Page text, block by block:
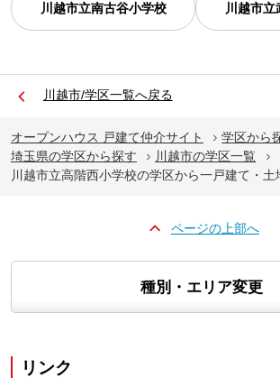
川越市立南古谷小学校 川越市立
川越市/学区一覧へ戻る
オープンハウス 戸建て仲介サイト
学区から
埼玉県の学区から探す
川越市の学区一覧
川越市立高階西小学校の学区から一戸建て・土
ページの上部へ
種別・エリア変更
リンク